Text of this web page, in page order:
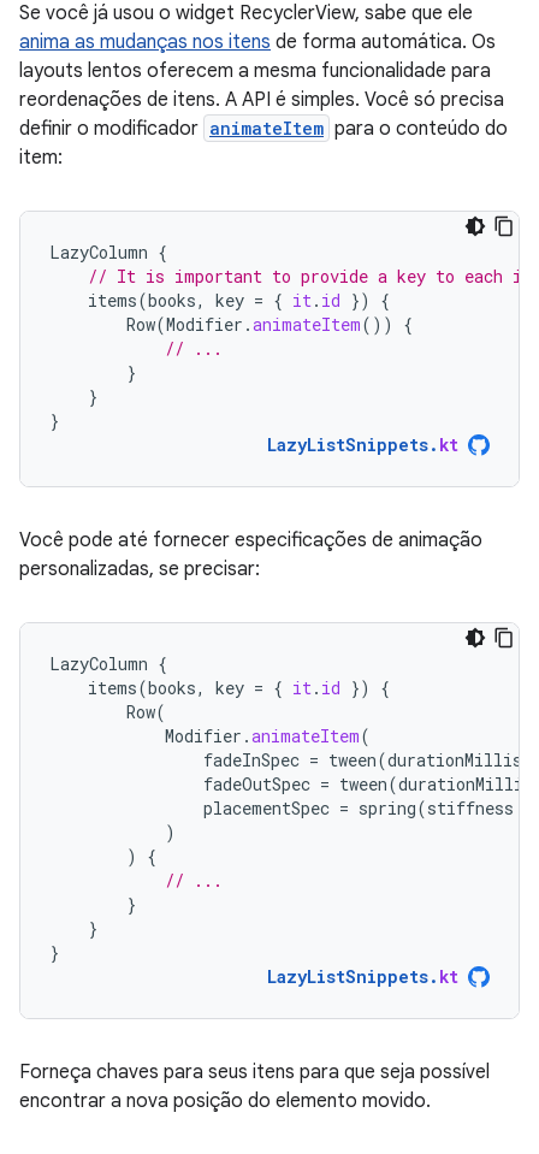
Se você já usou o widget RecyclerView, sabe que ele
anima as mudanças nos itens de forma automática. Os
layouts lentos oferecem a mesma funcionalidade para
reordenações de itens. A API é simples. Você só precisa
definir o modificador animateItem para o conteúdo do
item:
LazyColumn {
// It is important to provide a key to each
items(books, key = { it. id })
{
Row(Modifier .animateItem())
{
// ...
}
}
}
LazyListSnippets. kt
Você pode até fornecer especificações de animação
personalizadas, se precisar:
LazyColumn {
items(books, key = { it. id })
{
Row(
Modifier .animateItem(
fadeInSpec = tween(durationMillis
fadeOutSpec = tween(durationMillis
placementSpec = spring(stiffness
)
)
{
// ...
}
}
}
LazyListSnippets. kt
Forneça chaves para seus itens para que seja possível
encontrar a nova posição do elemento movido.